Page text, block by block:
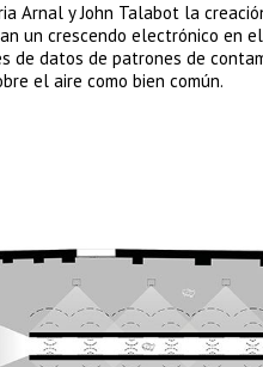
Arnal y John Talabot la
un crescendo electrónico en
de datos de patrones de
el aire como bien común.